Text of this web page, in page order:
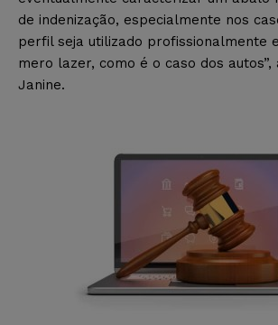
de indenização, especialmente nos
perfil seja utilizado profissionalmente
mero lazer, como é o caso dos autos”,
Janine.